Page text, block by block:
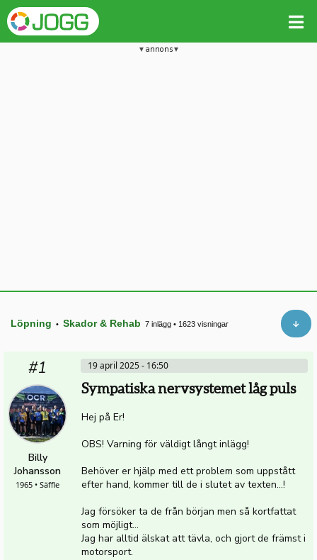
annons
Löpning • Skador & Rehab 7 inlägg • 1623 visningar
#1
Billy
Johansson
1965 • Säffle
19 april 2025 - 16:50
Sympatiska nervsystemet låg puls
Hej på Er!
OBS! Varning för väldigt långt inlägg!
Behöver er hjälp med ett problem som uppstått
efter hand, kommer till de i slutet av texten...!
Jag försöker ta de från början men så kortfattat
som möjligt...
Jag har alltid älskat att tävla, och gjort de främst i
motorsport.